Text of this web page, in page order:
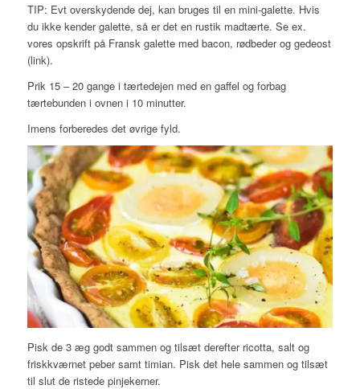
TIP: Evt overskydende dej, kan bruges til en mini-galette. Hvis
du ikke kender galette, så er det en rustik madtærte. Se ex.
vores opskrift på Fransk galette med bacon, rødbeder og gedeost
(link).
Prik 15 – 20 gange i tærtedejen med en gaffel og forbag
tærtebunden i ovnen i 10 minutter.
Imens forberedes det øvrige fyld.
Pisk de 3 æg godt sammen og tilsæt derefter ricotta, salt og
friskkværnet peber samt timian. Pisk det hele sammen og tilsæt
til slut de ristede pinjekerner.